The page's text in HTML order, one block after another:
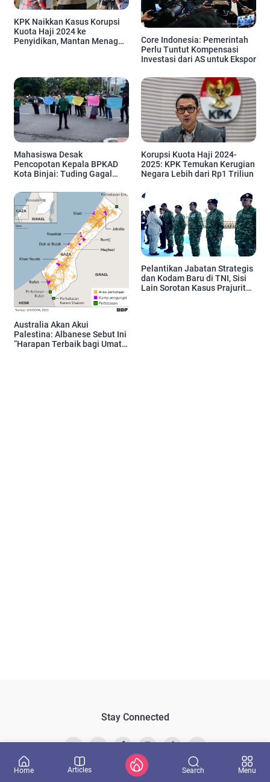
KPK Naikkan Kasus Korupsi
Kuota Haji 2024 ke
Penyidikan, Mantan Menag
Core Indonesia: Pemerintah
Perlu Tuntut Kompensasi
Investasi dari AS untuk Ekspor
Mahasiswa Desak
Pencopotan Kepala BPKAD
Kota Binjai: Tuding Gagal
Daerah
Korupsi Kuota Haji 2024-
2025: KPK Temukan Kerugian
Negara Lebih dari Rp1 Triliun
Australia Akan Akui
Palestina: Albanese Sebut Ini
“Harapan Terbaik bagi Umat
Pelantikan Jabatan Strategis
dan Kodam Baru di TNI, Sisi
Lain Sorotan Kasus Prajurit
Stay Connected
Home Articles Search Menu